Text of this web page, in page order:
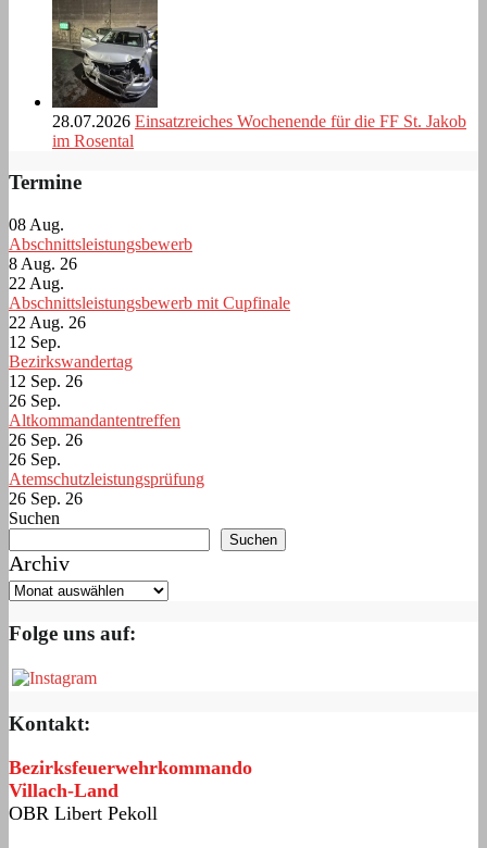
28.07.2026 Einsatzreiches Wochenende für die FF St. Jakob
im Rosental
Termine
08 Aug.
Abschnittsleistungsbewerb
8 Aug. 26
22 Aug.
Abschnittsleistungsbewerb mit Cupfinale
22 Aug. 26
12 Sep.
Bezirkswandertag
12 Sep. 26
26 Sep.
Altkommandantentreffen
26 Sep. 26
26 Sep.
Atemschutzleistungsprüfung
26 Sep. 26
Suchen
Suchen
Archiv
Folge uns auf:
Kontakt:
Bezirksfeuerwehrkommando
Villach-Land
OBR Libert Pekoll